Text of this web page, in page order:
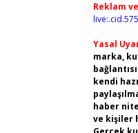
Reklam
Yasal
marka,
kendi
haber
ve kişiler